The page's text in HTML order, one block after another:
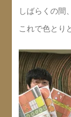
しばらくの間
これで色とり